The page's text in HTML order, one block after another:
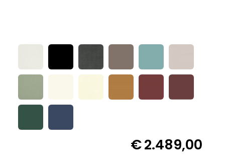
Decoratie kussens
Buitenkleden
Tuinkussens
€2.489,00